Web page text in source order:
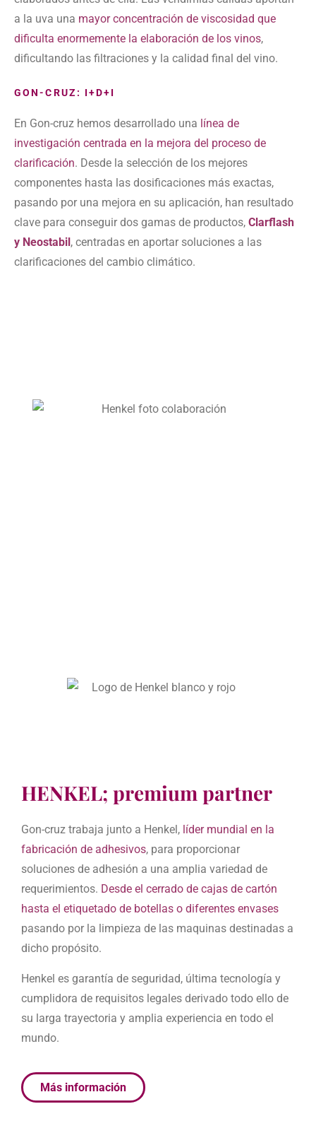
a la uva una mayor concentración de viscosidad que
dificulta enormemente la elaboración de los vinos,
dificultando las filtraciones y la calidad final del vino.
GON-CRUZ: I+D+I
En Gon-cruz hemos desarrollado una línea de
investigación centrada en la mejora del proceso de
clarificación. Desde la selección de los mejores
componentes hasta las dosificaciones más exactas,
pasando por una mejora en su aplicación, han resultado
clave para conseguir dos gamas de productos, Clarflash
y Neostabil, centradas en aportar soluciones a las
clarificaciones del cambio climático.
HENKEL; premium partner
Gon-cruz trabaja junto a Henkel, líder mundial en la
fabricación de adhesivos, para proporcionar
soluciones de adhesión a una amplia variedad de
requerimientos. Desde el cerrado de cajas de cartón
hasta el etiquetado de botellas o diferentes envases
pasando por la limpieza de las maquinas destinadas a
dicho propósito.
Henkel es garantía de seguridad, última tecnología y
cumplidora de requisitos legales derivado todo ello de
su larga trayectoria y amplia experiencia en todo el
mundo.
Más información